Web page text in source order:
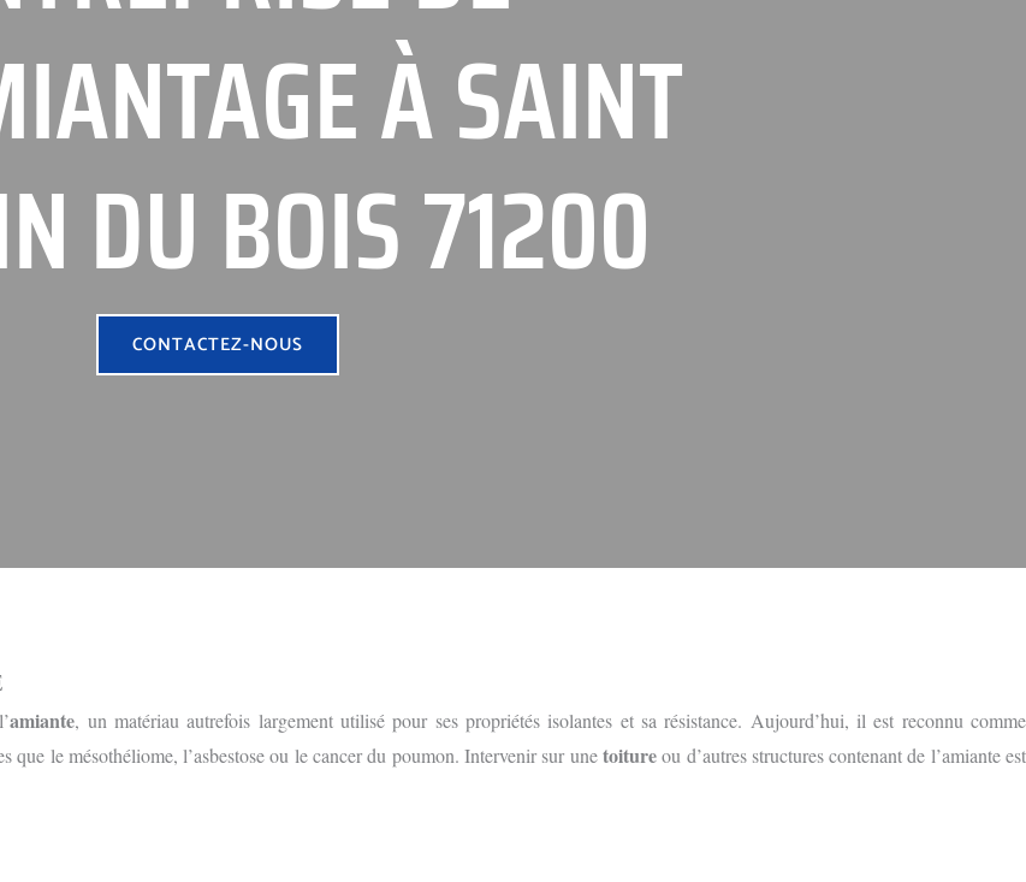
À SAINT
DU BOIS 71200
CONTACTEZ-NOUS
amiante, un matériau autrefois largement utilisé pour ses propriétés isolantes et sa résistance. Aujourd’hui, il est reconnu comme
le mésothéliome, l’asbestose ou le cancer du poumon. Intervenir sur unetoitureou d’autres structures contenant de l’amiante est